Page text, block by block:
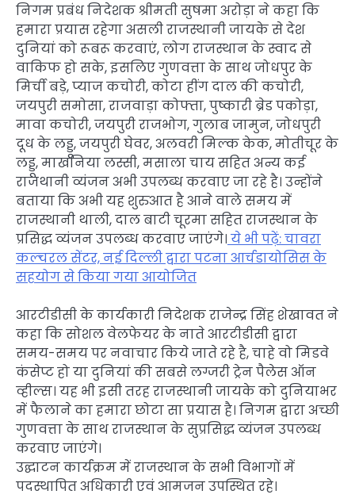
निगम प्रबंध निदेशक श्रीमती सुषमा अरोड़ा ने कहा कि
हमारा प्रयास रहेगा असली राजस्थानी जायके से देश
दुनियां को रूबरू करवाएं, लोग राजस्थान के स्वाद से
वाकिफ हो सके, इसलिए गुणवत्ता के साथ जोधपुर के
मिर्ची बड़े, प्याज कचोरी, कोटा हींग दाल की कचोरी,
जयपुरी समोसा, राजवाड़ा कोफ्ता, पुष्कारी ब्रेड पकोड़ा,
मावा कचोरी, जयपुरी राजभोग, गुलाब जामुन, जोधपुरी
दूध के लड्डू, जयपुरी घेवर, अलवरी मिल्क केक, मोतीचूर के
लड्डू, माखनिया लस्सी, मसाला चाय सहित अन्य कई
राजथानी व्यंजन अभी उपलब्ध करवाए जा रहे है। उन्होंने
बताया कि अभी यह शुरुआत है आने वाले समय में
राजस्थानी थाली, दाल बाटी चूरमा सहित राजस्थान के
प्रसिद्ध व्यंजन उपलब्ध करवाए जाएंगे। ये भी पढ़ें: चावरा
कल्चरल सेंटर, नई दिल्ली द्वारा पटना आर्चडायोसिस के
सहयोग से किया गया आयोजित
आरटीडीसी के कार्यकारी निदेशक राजेन्द्र सिंह शेखावत ने
कहा कि सोशल वेलफेयर के नाते आरटीडीसी द्वारा
समय-समय पर नवाचार किये जाते रहे है, चाहे वो मिडवे
कंसेप्ट हो या दुनियां की सबसे लग्जरी ट्रेन पैलेस ऑन
व्हील्स। यह भी इसी तरह राजस्थानी जायके को दुनियाभर
में फैलाने का हमारा छोटा सा प्रयास है। निगम द्वारा अच्छी
गुणवत्ता के साथ राजस्थान के सुप्रसिद्ध व्यंजन उपलब्ध
करवाए जाएंगे।
उद्घाटन कार्यक्रम में राजस्थान के सभी विभागों में
पदस्थापित अधिकारी एवं आमजन उपस्थित रहे।